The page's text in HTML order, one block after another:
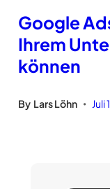
Google
Ihrem
können
By Lars Löhn • Juli